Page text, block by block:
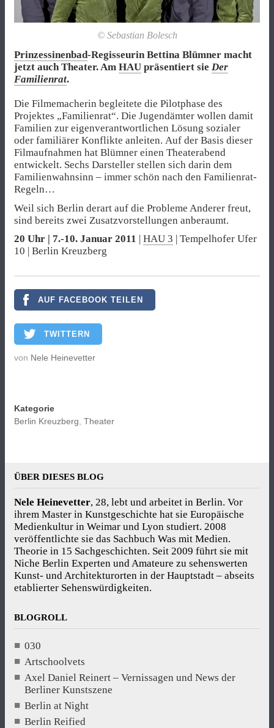
© Sebastian Bolesch
Prinzessinenbad-Regisseurin Bettina Blümner macht
jetzt auch Theater. Am HAU präsentiert sie Der
Familienrat.
Die Filmemacherin begleitete die Pilotphase des
Projektes „Familienrat“. Die Jugendämter wollen damit
Familien zur eigenverantwortlichen Lösung sozialer
oder familiärer Konflikte anleiten. Auf der Basis dieser
Filmaufnahmen hat Blümner einen Theaterabend
entwickelt. Sechs Darsteller stellen sich darin dem
Familienwahnsinn – immer schön nach den Familienrat-
Regeln…
Weil sich Berlin derart auf die Probleme Anderer freut,
sind bereits zwei Zusatzvorstellungen anberaumt.
20 Uhr | 7.-10. Januar 2011 | HAU 3 | Tempelhofer Ufer
10 | Berlin Kreuzberg
AUF FACEBOOK TEILEN
TWITTERN
von Nele Heinevetter
Kategorie
Berlin Kreuzberg Theater
ÜBER DIESES BLOG
Nele Heinevetter, 28, lebt und arbeitet in Berlin. Vor
ihrem Master in Kunstgeschichte hat sie Europäische
Medienkultur in Weimar und Lyon studiert. 2008
veröffentlichte sie das Sachbuch Was mit Medien.
Theorie in 15 Sachgeschichten. Seit 2009 führt sie mit
Niche Berlin Experten und Amateure zu sehenswerten
Kunst- und Architekturorten in der Hauptstadt – abseits
etablierter Sehenswürdigkeiten.
BLOGROLL
030
Artschoolvets
Axel Daniel Reinert – Vernissagen und News der
Berliner Kunstszene
Berlin at Night
Berlin Reified